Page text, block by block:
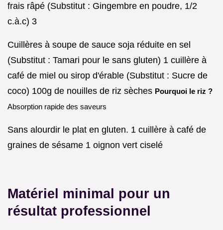
frais râpé (Substitut : Gingembre en poudre, 1/2
c.à.c) 3
Cuillères à soupe de sauce soja réduite en sel
(Substitut : Tamari pour le sans gluten) 1 cuillère à
café de miel ou sirop d'érable (Substitut : Sucre de
coco) 100g de nouilles de riz sèches Pourquoi le riz ?
Absorption rapide des saveurs
Sans alourdir le plat en gluten. 1 cuillère à café de
graines de sésame 1 oignon vert ciselé
Matériel minimal pour un
résultat professionnel